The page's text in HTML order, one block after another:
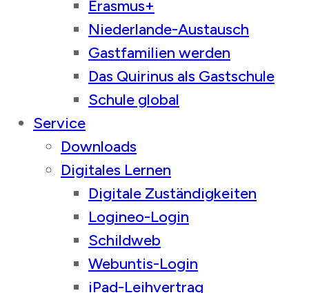
Erasmus+
Niederlande-Austausch
Gastfamilien werden
Das Quirinus als Gastschule
Schule global
Service
Downloads
Digitales Lernen
Digitale Zuständigkeiten
Logineo-Login
Schildweb
Webuntis-Login
iPad-Leihvertrag